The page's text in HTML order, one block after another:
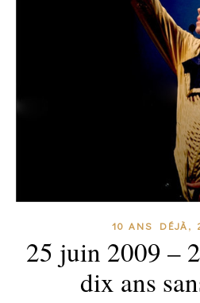
10 ANS DÉJÀ,
25 juin 2009 –
dix ans